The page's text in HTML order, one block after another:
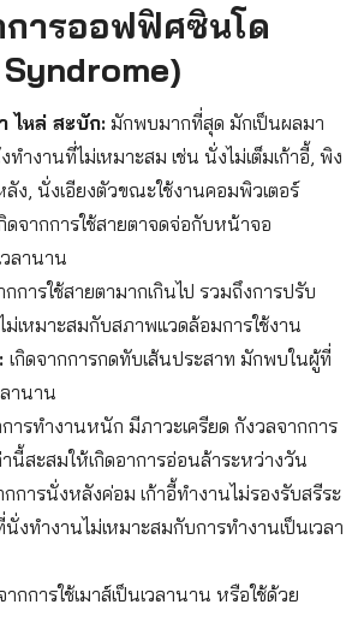
การออฟฟิศซินโด
ไหล่ สะบัก: มักพบมากที่สุด มักเป็นผลมา
ำงานที่ไม่เหมาะสม เช่น นั่งไม่เต็มเก้าอี้, พิง
ลัง, นั่งเอียงตัวขณะใช้งานคอมพิวเตอร์
ดจากการใช้สายตาจดจ่อกับหน้าจอ
วลานาน
การใช้สายตามากเกินไป รวมถึงการปรับ
ม่เหมาะสมกับสภาพแวดล้อมการใช้งาน
เกิดจากการกดทับเส้นประสาท มักพบในผู้ที่
ลานาน
การทำงานหนัก มีภาวะเครียด กังวลจากการ
นี้สะสมให้เกิดอาการอ่อนล้าระหว่างวัน
กการนั่งหลังค่อม เก้าอี้ทำงานไม่รองรับสรีระ
งทำงานไม่เหมาะสมกับการทำงานเป็นเวลา
ากการใช้เมาส์เป็นเวลานาน หรือใช้ด้วย